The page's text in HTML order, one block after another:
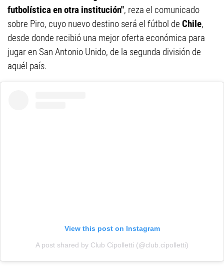
futbolística en otra institución", reza el comunicado
sobre Piro, cuyo nuevo destino será el fútbol de Chile,
desde donde recibió una mejor oferta económica para
jugar en San Antonio Unido, de la segunda división de
aquél país.
View this post on Instagram
A post shared by Club Cipolletti (@club.cipolletti)